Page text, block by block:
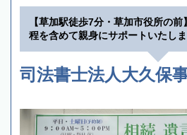
【草加駅徒歩7分・草加市役所の
程を含めて親身にサポートいたし
司法書士法人大久保